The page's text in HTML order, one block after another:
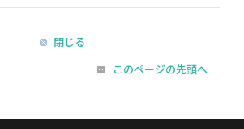
閉じる
このページの先頭へ